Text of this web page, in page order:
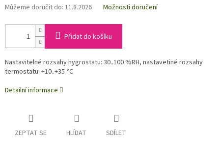
Můžeme doručit do: 11.8.2026 Možnosti doručení
Přidat do košíku
Nastavitelné rozsahy hygrostatu: 30..100 %RH, nastavetiné rozsahy
termostatu: +10..+35 °C
Detailní informace
ZEPTAT SE HLÍDAT SDÍLET